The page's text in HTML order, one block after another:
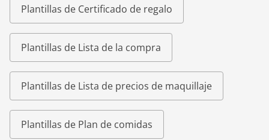
Plantillas de Certificado de regalo
Plantillas de Lista de la compra
Plantillas de Lista de precios de maquillaje
Plantillas de Plan de comidas